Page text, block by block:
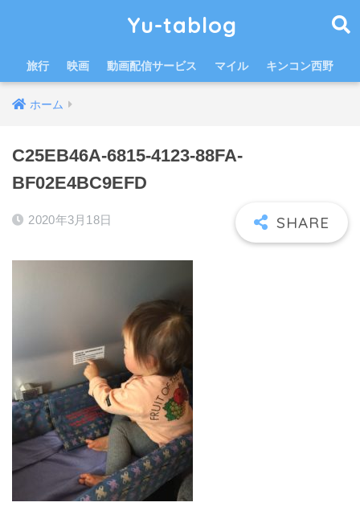
Yu-tablog
旅行 映画 動画配信サービス マイル キンコン西野
ホーム
C25EB46A-6815-4123-88FA-
BF02E4BC9EFD
2020年3月18日